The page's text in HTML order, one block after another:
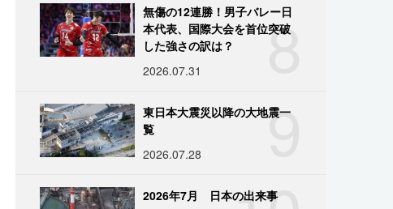
8
無傷の12連勝！男子バレー日
本代表、国際大会を首位突破
した強さの訳は？
2026.07.31
9
東日本大震災以降の大地震一
覧
2026.07.28
2026年7月 日本の出来事